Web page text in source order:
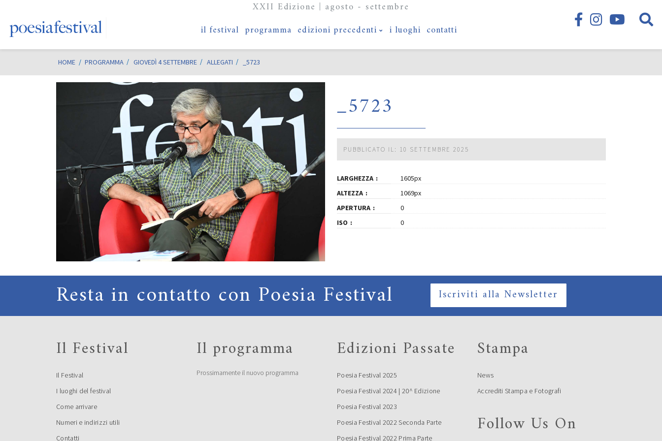
XXII Edizione | agosto - settembre
il festival programma edizioni precedenti i luoghi contatti
HOME / PROGRAMMA GIOVEDÌ 4 SETTEMBRE ALLEGATI _5723
_5723
PUBBLICATO IL: 10 SETTEMBRE 2025
LARGHEZZA
1605px
ALTEZZA
1069px
APERTURA
0
ISO
0
Resta in contatto con Poesia Festival Iscriviti alla Newsletter
Il Festival
Il Festival
I luoghi del festival
Come arrivare
Numeri e indirizzi utili
Contatti
Il programma
Prossimamente il nuovo programma
Edizioni Passate
Poesia Festival 2025
Poesia Festival 2024 | 20^ Edizione
Poesia Festival 2023
Poesia Festival 2022 Seconda Parte
Poesia Festival 2022 Prima Parte
Stampa
News
Accrediti Stampa e Fotografi
Follow Us On